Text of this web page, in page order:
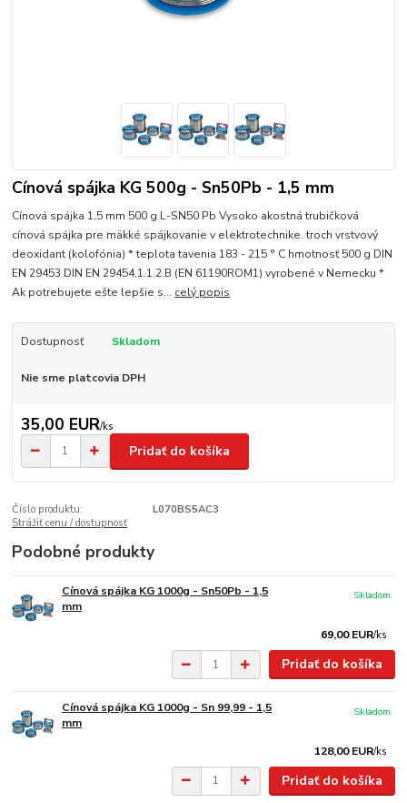
Cínová spájka KG 500g - Sn50Pb - 1,5 mm
Cínová spájka 1,5 mm 500 g L-SN50 Pb Vysoko akostná trubičková
cínová spájka pre mäkké spájkovanie v elektrotechnike. troch vrstvový
deoxidant (kolofónia) * teplota tavenia 183 - 215 ° C hmotnosť 500 g DIN
EN 29453 DIN EN 29454,1.1.2.B (EN 61190ROM1) vyrobené v Nemecku *
Ak potrebujete ešte lepšie s... celý popis
Dostupnosť Skladom
Nie sme platcovia DPH
35,00 EUR/ks
Pridať do košíka
Číslo produktu:
L070BS5AC3
Strážiť cenu / dostupnosť
Podobné produkty
Cínová spájka KG 1000g - Sn50Pb - 1,5
mm
69,00 EUR/ks
Skladom
Pridať do košíka
Cínová spájka KG 1000g - Sn 99,99 - 1,5
mm
128,00 EUR/ks
Skladom
Pridať do košíka